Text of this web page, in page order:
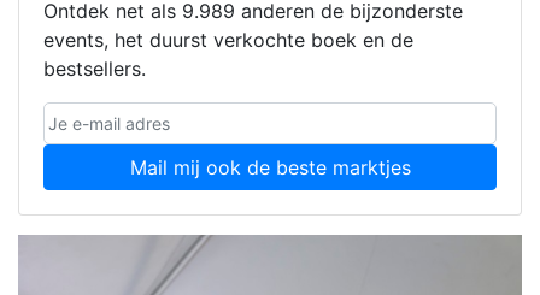
Ontdek net als 9.989 anderen de bijzonderste
events, het duurst verkochte boek en de
bestsellers.
Mail mij ook de beste marktjes